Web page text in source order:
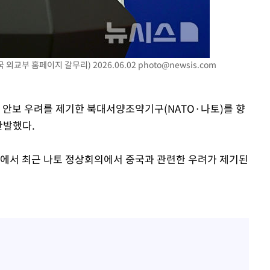
외교부 홈페이지 갈무리) 2026.06.02 photo@newsis.com
보 우려를 제기한 북대서양조약기구(NATO·나토)를 향
했다.
서 최근 나토 정상회의에서 중국과 관련한 우려가 제기된